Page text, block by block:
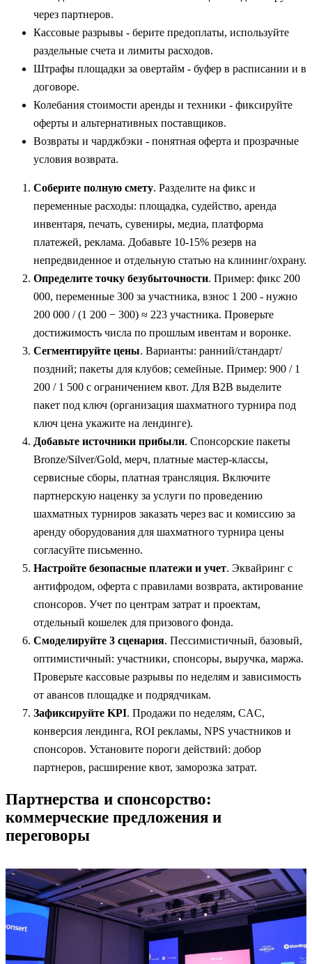
через партнеров.
Кассовые разрывы - берите предоплаты, используйте
раздельные счета и лимиты расходов.
Штрафы площадки за овертайм - буфер в расписании и в
договоре.
Колебания стоимости аренды и техники - фиксируйте
оферты и альтернативных поставщиков.
Возвраты и чарджбэки - понятная оферта и прозрачные
условия возврата.
Соберите полную смету. Разделите на фикс и
переменные расходы: площадка, судейство, аренда
инвентаря, печать, сувениры, медиа, платформа
платежей, реклама. Добавьте 10-15% резерв на
непредвиденное и отдельную статью на клининг/охрану.
Определите точку безубыточности. Пример: фикс 200
000, переменные 300 за участника, взнос 1 200 - нужно
200 000 / (1 200 − 300) ≈ 223 участника. Проверьте
достижимость числа по прошлым ивентам и воронке.
Сегментируйте цены. Варианты: ранний/стандарт/
поздний; пакеты для клубов; семейные. Пример: 900 / 1
200 / 1 500 с ограничением квот. Для B2B выделите
пакет под ключ (организация шахматного турнира под
ключ цена укажите на лендинге).
Добавьте источники прибыли. Спонсорские пакеты
Bronze/Silver/Gold, мерч, платные мастер-классы,
сервисные сборы, платная трансляция. Включите
партнерскую наценку за услуги по проведению
шахматных турниров заказать через вас и комиссию за
аренду оборудования для шахматного турнира цены
согласуйте письменно.
Настройте безопасные платежи и учет. Эквайринг с
антифродом, оферта с правилами возврата, актирование
спонсоров. Учет по центрам затрат и проектам,
отдельный кошелек для призового фонда.
Смоделируйте 3 сценария. Пессимистичный, базовый,
оптимистичный: участники, спонсоры, выручка, маржа.
Проверьте кассовые разрывы по неделям и зависимость
от авансов площадке и подрядчикам.
Зафиксируйте KPI. Продажи по неделям, CAC,
конверсия лендинга, ROI рекламы, NPS участников и
спонсоров. Установите пороги действий: добор
партнеров, расширение квот, заморозка затрат.
Партнерства и спонсорство:
коммерческие предложения и
переговоры